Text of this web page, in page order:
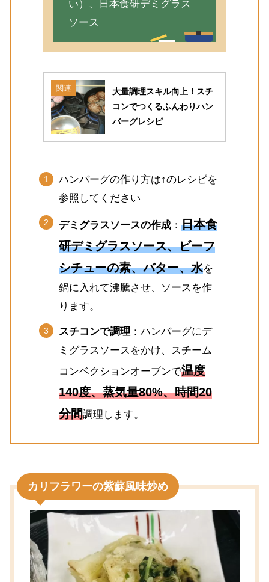
い）、日本食研デミグラス
ソース
関連
大量調理スキル向上！スチ
コンでつくるふんわりハン
バーグレシピ
ハンバーグの作り方は↑のレシピを
参照してください
デミグラスソースの作成： 日本食
研デミグラスソース、ビーフ
シチューの素、バター、水を
鍋に入れて沸騰させ、ソースを作
ります。
スチコンで調理 ：ハンバーグにデ
ミグラスソースをかけ、スチーム
コンベクションオーブンで温度
140度、蒸気量80%、時間20
分間調理します。
カリフラワーの紫蘇風味炒め